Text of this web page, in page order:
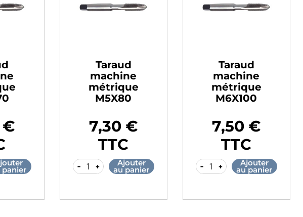
métrique
15,90 €
- +
métrique
Prix
19,50 €
- +
métrique
Prix
23,60 €
- +